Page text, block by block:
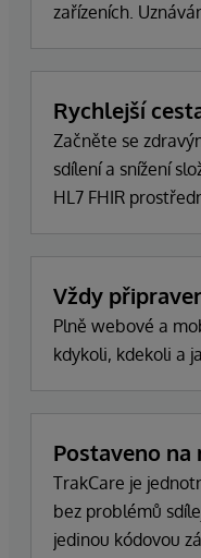
zařízeních.
Rychlejší
Začněte se
sdílení a snížení
HL7 FHIR
Vždy
Plně webové a
kdykoli, kdekoli a
Postaveno
zdravotnické
TrakCare je
bez problémů
jedinou kódovou